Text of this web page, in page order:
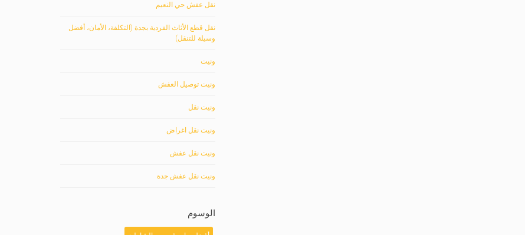
نقل عفش حي النعيم
نقل قطع الأثاث الفردية بجدة (التكلفة، الأمان، أفضل
وسيلة للتنقل)
ونيت
ونيت توصيل العفش
ونيت نقل
ونيت نقل اغراض
ونيت نقل عفش
ونيت نقل عفش جدة
الوسوم